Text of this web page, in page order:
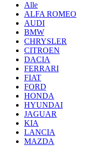
Alle
ALFA ROMEO
AUDI
BMW
CHRYSLER
CITROEN
DACIA
FERRARI
FIAT
FORD
HONDA
HYUNDAI
JAGUAR
KIA
LANCIA
MAZDA